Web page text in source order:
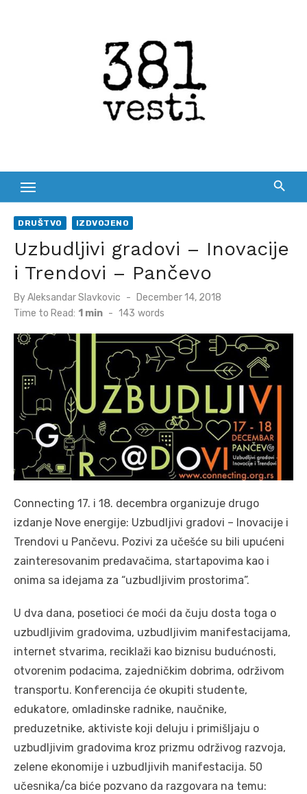
DRUŠTVO IZDVOJENO
Uzbudljivi gradovi – Inovacije
i Trendovi – Pančevo
ByAleksandar Slavkovic
Posted
on
December 14, 2018
Time to Read: 1 min - 143 words
Connecting 17. i 18. decembra organizuje drugo
izdanje Nove energije: Uzbudljivi gradovi – Inovacije i
Trendovi u Pančevu. Pozivi za učešće su bili upućeni
zainteresovanim predavačima, startapovima kao i
onima sa idejama za “uzbudljivim prostorima”.
U dva dana, posetioci će moći da čuju dosta toga o
uzbudljivim gradovima, uzbudljivim manifestacijama,
internet stvarima, reciklaži kao biznisu budućnosti,
otvorenim podacima, zajedničkim dobrima, održivom
transportu. Konferencija će okupiti studente,
edukatore, omladinske radnike, naučnike,
preduzetnike, aktiviste koji deluju i primišljaju o
uzbudljivim gradovima kroz prizmu održivog razvoja,
zelene ekonomije i uzbudljivih manifestacija. 50
učesnika/ca biće pozvano da razgovara na temu: